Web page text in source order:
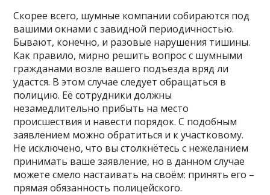
Скорее всего, шумные компании собираются под
вашими окнами с завидной периодичностью.
Бывают, конечно, и разовые нарушения тишины.
Как правило, мирно решить вопрос с шумными
гражданами возле вашего подъезда вряд ли
удастся. В этом случае следует обращаться в
полицию. Её сотрудники должны
незамедлительно прибыть на место
происшествия и навести порядок. С подобным
заявлением можно обратиться и к участковому.
Не исключено, что вы столкнётесь с нежеланием
принимать ваше заявление, но в данном случае
можете смело настаивать на своём: принять его –
прямая обязанность полицейского.